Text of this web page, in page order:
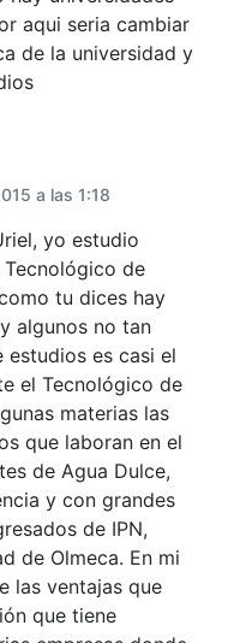
aqui seria cambiar
de la universidad y
a las 1:18
yo estudio
de
tu dices hay
algunos no tan
estudios es casi el
el Tecnológico de
materias las
que laboran en el
de Agua Dulce,
y con grandes
de IPN,
de Olmeca. En mi
las ventajas que
que tiene